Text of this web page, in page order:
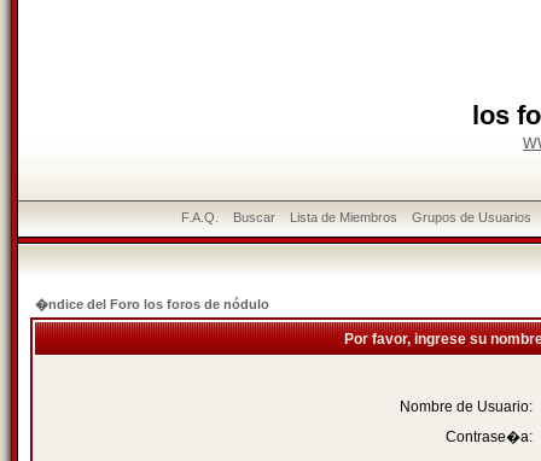
los
F.A.Q. Buscar Lista de Miembros Grupos de Usuarios
�ndice del Foro los foros de nódulo
Por favor, ingrese su
Nombre de Usuario:
Contrase�a: